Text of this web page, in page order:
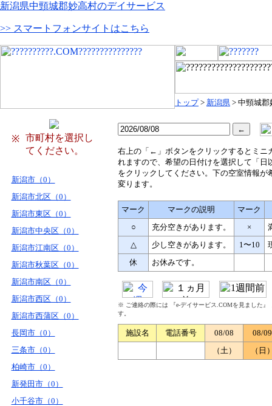
新潟県中頸城郡妙高村のデイサービス
>> スマートフォンサイトはこちら
トップ> 新潟県 > 中頸城郡
※
市町村を選択し
てください。
新潟市（0）
新潟市北区（0）
新潟市東区（0）
新潟市中央区（0）
新潟市江南区（0）
新潟市秋葉区（0）
新潟市南区（0）
新潟市西区（0）
新潟市西蒲区（0）
長岡市（0）
三条市（0）
柏崎市（0）
新発田市（0）
小千谷市（0）
右上の「←」ボタンをクリックするとミニ
れますので、希望の日付けを選択して「日
をクリックしてください。下の空室情報が
変ります。
マーク マークの説明
マーク
○
充分空きがあります。 ×
△
少し空きがあります。 1〜10
休
お休みです。
※ ご連絡の際には 『e-デイサービス.COMを見ました
す。
施設名 電話番号 08/08
08/09
（土）
（日